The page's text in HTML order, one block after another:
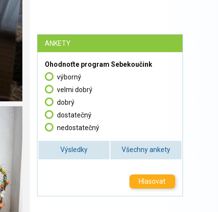
ANKETY
Ohodnoťte program Sebekoučink
výborný
velmi dobrý
dobrý
dostatečný
nedostatečný
Výsledky Všechny ankety
Hlasovat